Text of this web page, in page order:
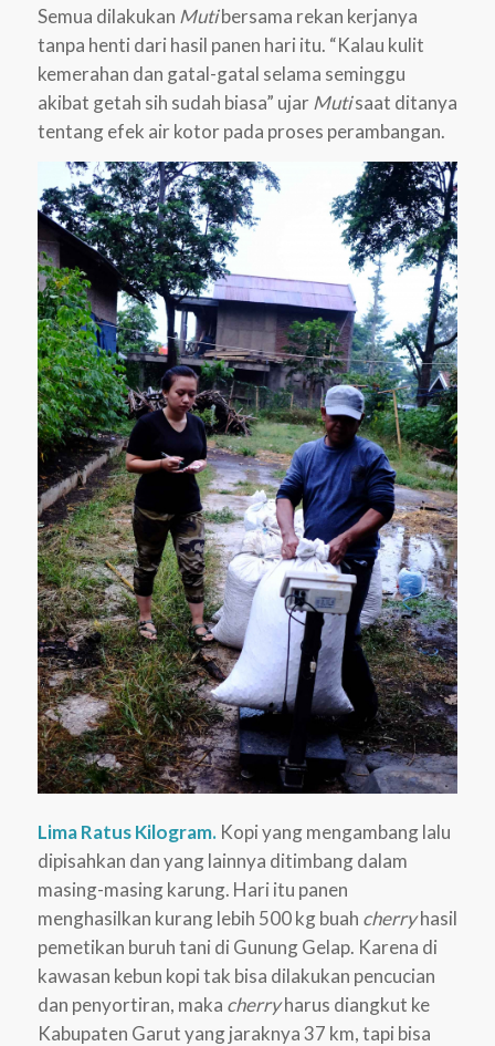
Semua dilakukan Mutibersama rekan kerjanya
tanpa henti dari hasil panen hari itu. “Kalau kulit
kemerahan dan gatal-gatal selama seminggu
akibat getah sih sudah biasa” ujar Mutisaat ditanya
tentang efek air kotor pada proses perambangan.
Lima Ratus Kilogram.Kopi yang mengambang lalu
dipisahkan dan yang lainnya ditimbang dalam
masing-masing karung. Hari itu panen
menghasilkan kurang lebih 500 kg buah cherryhasil
pemetikan buruh tani di Gunung Gelap. Karena di
kawasan kebun kopi tak bisa dilakukan pencucian
dan penyortiran, maka cherryharus diangkut ke
Kabupaten Garut yang jaraknya 37 km, tapi bisa